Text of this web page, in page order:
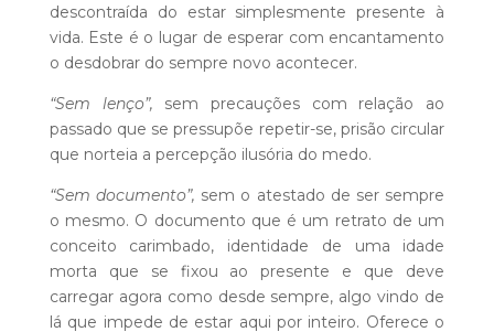
descontraída do estar simplesmente presente à
vida. Este é o lugar de esperar com encantamento
o desdobrar do sempre novo acontecer.
“Sem lenço”, sem precauções com relação ao
passado que se pressupõe repetir-se, prisão circular
que norteia a percepção ilusória do medo.
“Sem documento”, sem o atestado de ser sempre
o mesmo. O documento que é um retrato de um
conceito carimbado, identidade de uma idade
morta que se fixou ao presente e que deve
carregar agora como desde sempre, algo vindo de
lá que impede de estar aqui por inteiro. Oferece o